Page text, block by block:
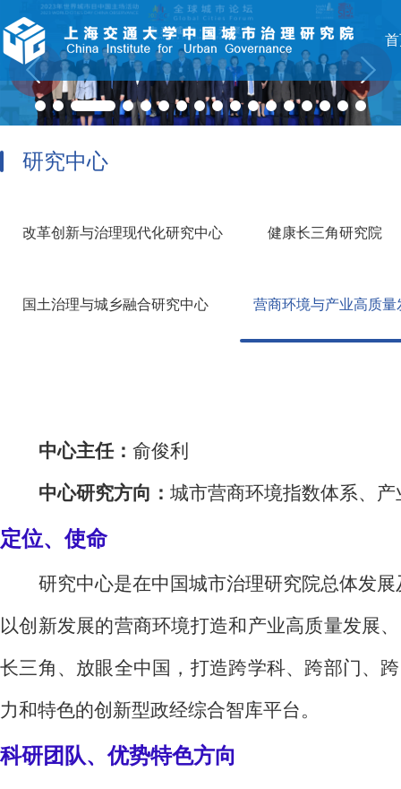
研究中心
改革创新与治理现代化研究中心 健康长三角研究院
国土治理与城乡融合研究中心 营商环境与产业高质
中心主任： 俞俊利
中心研究方向： 城市营商环境指数体系、
定位、使命
研究中心是在中国城市治理研究院总体发
以创新发展的营商环境打造和产业高质量发展
长三角、放眼全中国，打造跨学科、跨部门、
力和特色的创新型政经综合智库平台。
科研团队、优势特色方向